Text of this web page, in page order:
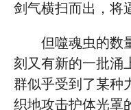
剑气横扫而出，将
但噬魂虫的数
刻又有新的一批涌
群似乎受到了某种
织地攻击护体光罩